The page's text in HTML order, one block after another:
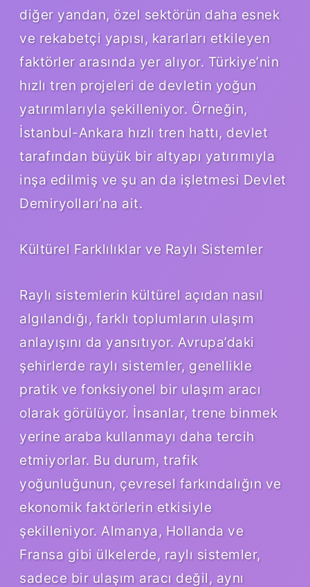
diğer yandan, özel sektörün daha esnek
ve rekabetçi yapısı, kararları etkileyen
faktörler arasında yer alıyor. Türkiye’nin
hızlı tren projeleri de devletin yoğun
yatırımlarıyla şekilleniyor. Örneğin,
İstanbul-Ankara hızlı tren hattı, devlet
tarafından büyük bir altyapı yatırımıyla
inşa edilmiş ve şu an da işletmesi Devlet
Demiryolları’na ait.
Kültürel Farklılıklar ve Raylı Sistemler
Raylı sistemlerin kültürel açıdan nasıl
algılandığı, farklı toplumların ulaşım
anlayışını da yansıtıyor. Avrupa’daki
şehirlerde raylı sistemler, genellikle
pratik ve fonksiyonel bir ulaşım aracı
olarak görülüyor. İnsanlar, trene binmek
yerine araba kullanmayı daha tercih
etmiyorlar. Bu durum, trafik
yoğunluğunun, çevresel farkındalığın ve
ekonomik faktörlerin etkisiyle
şekilleniyor. Almanya, Hollanda ve
Fransa gibi ülkelerde, raylı sistemler,
sadece bir ulaşım aracı değil, aynı